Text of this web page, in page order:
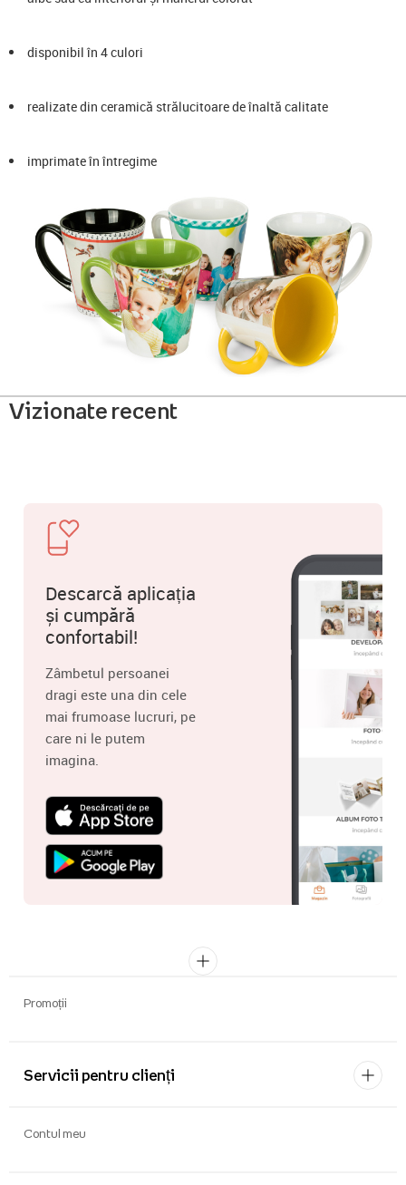
disponibil în 4 culori
realizate din ceramică strălucitoare de înaltă calitate
imprimate în întregime
Vizionate recent
Descarcă aplicația
și cumpără
confortabil!
Zâmbetul persoanei
dragi este una din cele
mai frumoase lucruri, pe
care ni le putem
imagina.
Promoții
Servicii pentru clienți
Contul meu